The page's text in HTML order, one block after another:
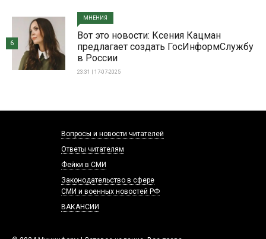
МНЕНИЯ
Вот это новости: Ксения Кацман
предлагает создать ГосИнформСлужбу
в России
23:31 | 17-07-2025
6
Вопросы и новости читателей
Ответы читателям
Фейки в СМИ
Законодательство в сфере
СМИ и военных новостей РФ
ВАКАНСИИ